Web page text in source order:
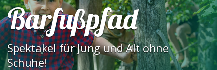
Barfußpfad
Spektakel für Jung und Alt ohne
Schuhe!